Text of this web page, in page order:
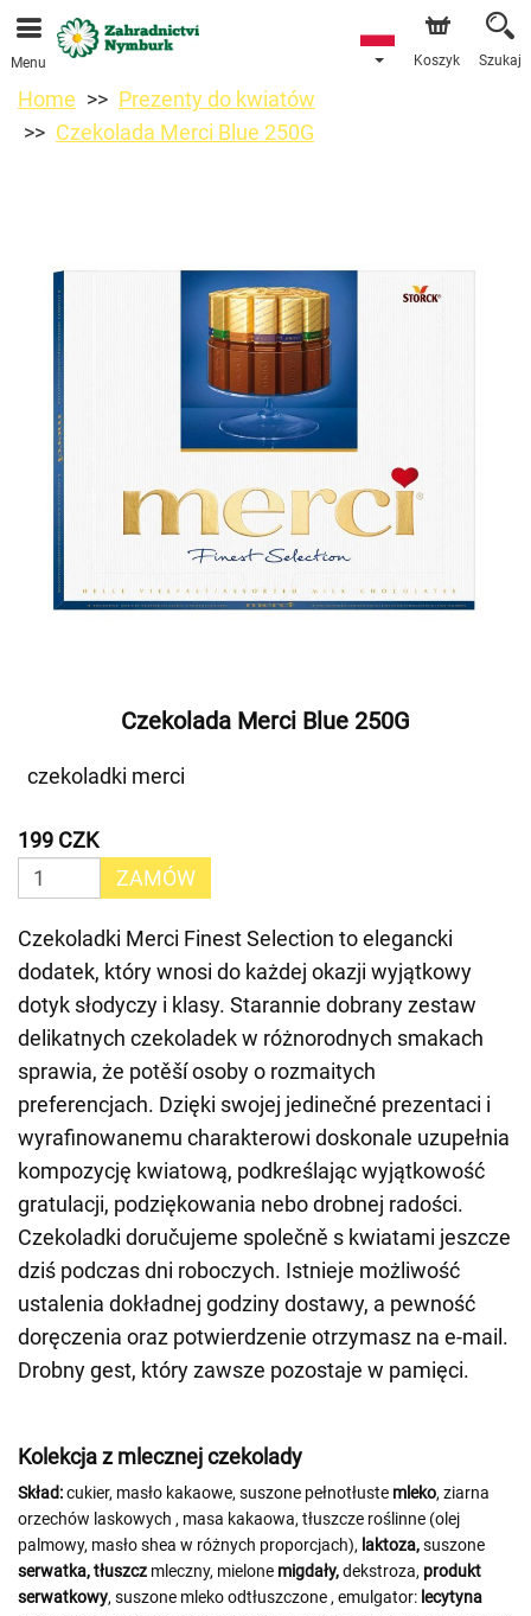
Przyjmujemy zamówienia za pośrednictwem naszego
sklepu internetowego. Najbliższy możliwy termin dostawy
to 11.08.2026 z powodu urlopu.
Menu Koszyk Szukaj
Home
Prezenty do kwiatów
Czekolada Merci Blue 250G
Czekolada Merci Blue 250G
czekoladki merci
199 CZK
ZAMÓW
Czekoladki Merci Finest Selection to elegancki
dodatek, który wnosi do każdej okazji wyjątkowy
dotyk słodyczy i klasy. Starannie dobrany zestaw
delikatnych czekoladek w różnorodnych smakach
sprawia, że potěší osoby o rozmaitych
preferencjach. Dzięki swojej jedinečné prezentaci i
wyrafinowanemu charakterowi doskonale uzupełnia
kompozycję kwiatową, podkreślając wyjątkowość
gratulacji, podziękowania nebo drobnej radości.
Czekoladki doručujeme společně s kwiatami jeszcze
dziś podczas dni roboczych. Istnieje możliwość
ustalenia dokładnej godziny dostawy, a pewność
doręczenia oraz potwierdzenie otrzymasz na e-mail.
Drobny gest, który zawsze pozostaje w pamięci.
Kolekcja z mlecznej czekolady
Skład:cukier, masło kakaowe, suszone pełnotłuste mleko, ziarna
orzechów laskowych , masa kakaowa, tłuszcze roślinne (olej
palmowy, masło shea w różnych proporcjach), laktoza,suszone
serwatka, tłuszcz mleczny, mielone migdały,dekstroza, produkt
serwatkowy, suszone mleko odtłuszczone , emulgator: lecytyna